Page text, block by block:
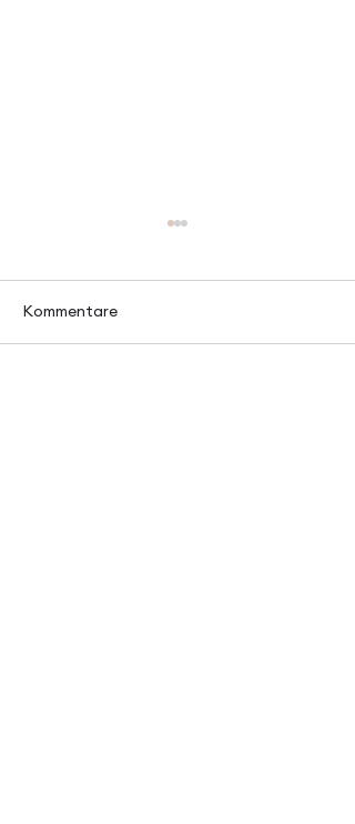
Kommentare